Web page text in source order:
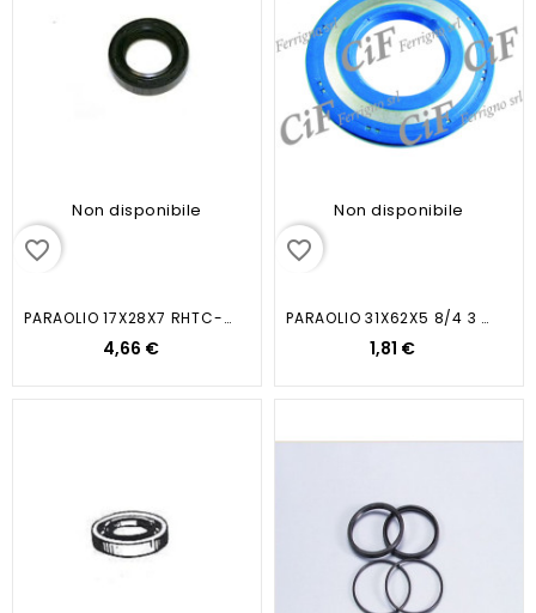
Non disponibile
favorite_border
PARAOLIO 17X28X7 RHTC-M LATO...
4,66 €
Non disponibile
favorite_border
PARAOLIO 31X62X5 8/4 3 CORTECO...
1,81 €